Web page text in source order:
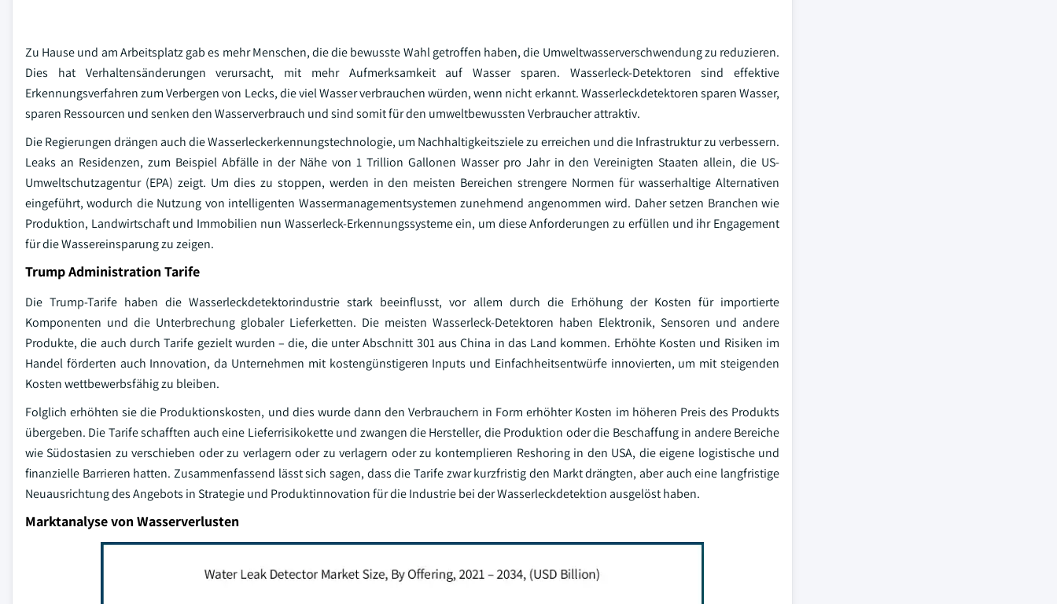
Zu Hause und am Arbeitsplatz gab es mehr Menschen, die die bewusste Wahl getroffen haben, die Umweltwasserverschwendung zu reduzieren.
Dies hat Verhaltensänderungen verursacht, mit mehr Aufmerksamkeit auf Wasser sparen. Wasserleck-Detektoren sind effektive
Erkennungsverfahren zum Verbergen von Lecks, die viel Wasser verbrauchen würden, wenn nicht erkannt. Wasserleckdetektoren sparen Wasser,
sparen Ressourcen und senken den Wasserverbrauch und sind somit für den umweltbewussten Verbraucher attraktiv.
Die Regierungen drängen auch die Wasserleckerkennungstechnologie, um Nachhaltigkeitsziele zu erreichen und die Infrastruktur zu verbessern.
Leaks an Residenzen, zum Beispiel Abfälle in der Nähe von 1 Trillion Gallonen Wasser pro Jahr in den Vereinigten Staaten allein, die US-
Umweltschutzagentur (EPA) zeigt. Um dies zu stoppen, werden in den meisten Bereichen strengere Normen für wasserhaltige Alternativen
eingeführt, wodurch die Nutzung von intelligenten Wassermanagementsystemen zunehmend angenommen wird. Daher setzen Branchen wie
Produktion, Landwirtschaft und Immobilien nun Wasserleck-Erkennungssysteme ein, um diese Anforderungen zu erfüllen und ihr Engagement
für die Wassereinsparung zu zeigen.
Trump Administration Tarife
Die Trump-Tarife haben die Wasserleckdetektorindustrie stark beeinflusst, vor allem durch die Erhöhung der Kosten für importierte
Komponenten und die Unterbrechung globaler Lieferketten. Die meisten Wasserleck-Detektoren haben Elektronik, Sensoren und andere
Produkte, die auch durch Tarife gezielt wurden – die, die unter Abschnitt 301 aus China in das Land kommen. Erhöhte Kosten und Risiken im
Handel förderten auch Innovation, da Unternehmen mit kostengünstigeren Inputs und Einfachheitsentwürfe innovierten, um mit steigenden
Kosten wettbewerbsfähig zu bleiben.
Folglich erhöhten sie die Produktionskosten, und dies wurde dann den Verbrauchern in Form erhöhter Kosten im höheren Preis des Produkts
übergeben. Die Tarife schafften auch eine Lieferrisikokette und zwangen die Hersteller, die Produktion oder die Beschaffung in andere Bereiche
wie Südostasien zu verschieben oder zu verlagern oder zu verlagern oder zu kontemplieren Reshoring in den USA, die eigene logistische und
finanzielle Barrieren hatten. Zusammenfassend lässt sich sagen, dass die Tarife zwar kurzfristig den Markt drängten, aber auch eine langfristige
Neuausrichtung des Angebots in Strategie und Produktinnovation für die Industrie bei der Wasserleckdetektion ausgelöst haben.
Marktanalyse von Wasserverlusten